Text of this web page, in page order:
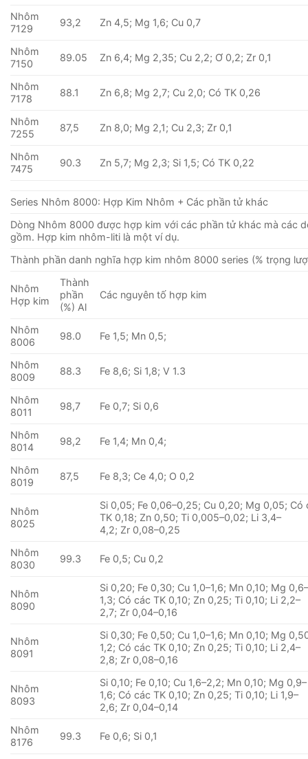
Nhôm
7129
93,2 Zn 4,5; Mg 1,6; Cu 0,7
Nhôm
7150
89.05 Zn 6,4; Mg 2,35; Cu 2,2; Ơ 0,2; Zr 0,1
Nhôm
7178
88.1 Zn 6,8; Mg 2,7; Cu 2,0; Có TK 0,26
Nhôm
7255
87,5 Zn 8,0; Mg 2,1; Cu 2,3; Zr 0,1
Nhôm
7475
90.3 Zn 5,7; Mg 2,3; Si 1,5; Có TK 0,22
Series Nhôm 8000: Hợp Kim Nhôm + Các phần tử khác
Dòng Nhôm 8000 được hợp kim với các phần tử khác mà các
gồm. Hợp kim nhôm-liti là một ví dụ.
Thành phần danh nghĩa hợp kim nhôm 8000 series (% trọng
Nhôm
Hợp kim
Thành
phần
(%) Al
Các nguyên tố hợp kim
Nhôm
8006
98.0 Fe 1,5; Mn 0,5;
Nhôm
8009
88.3 Fe 8,6; Si 1,8; V 1.3
Nhôm
8011
98,7 Fe 0,7; Si 0,6
Nhôm
8014
98,2 Fe 1,4; Mn 0,4;
Nhôm
8019
87,5 Fe 8,3; Ce 4,0; O 0,2
Nhôm
8025
Si 0,05; Fe 0,06–0,25; Cu 0,20; Mg 0,05; Có
TK 0,18; Zn 0,50; Ti 0,005–0,02; Li 3,4–
4,2; Zr 0,08–0,25
Nhôm
8030
99.3 Fe 0,5; Cu 0,2
Nhôm
8090
Si 0,20; Fe 0,30; Cu 1,0–1,6; Mn 0,10; Mg
1,3; Có các TK 0,10; Zn 0,25; Ti 0,10; Li 2,2–
2,7; Zr 0,04–0,16
Nhôm
8091
Si 0,30; Fe 0,50; Cu 1,0–1,6; Mn 0,10; Mg
1,2; Có các TK 0,10; Zn 0,25; Ti 0,10; Li 2,4–
2,8; Zr 0,08–0,16
Nhôm
8093
Si 0,10; Fe 0,10; Cu 1,6–2,2; Mn 0,10; Mg 0,9–
1,6; Có các TK 0,10; Zn 0,25; Ti 0,10; Li 1,9–
2,6; Zr 0,04–0,14
Nhôm
8176
99.3 Fe 0,6; Si 0,1